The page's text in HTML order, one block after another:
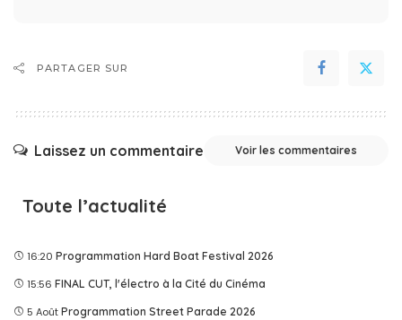
PARTAGER SUR
Laissez un commentaire Voir les commentaires
Toute l’actualité
16:20 Programmation Hard Boat Festival 2026
15:56 FINAL CUT, l'électro à la Cité du Cinéma
5 Août Programmation Street Parade 2026